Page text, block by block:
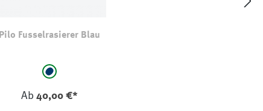
Pilo Fusselrasierer Blau
auswählen
marine
Ab 40,00 €*